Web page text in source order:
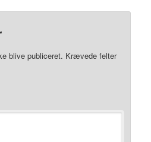
blive publiceret. Krævede felter